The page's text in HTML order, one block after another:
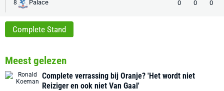
8 Palace 0 0 0
Complete Stand
Meest gelezen
Complete verrassing bij Oranje? 'Het wordt niet
Reiziger en ook niet Van Gaal'